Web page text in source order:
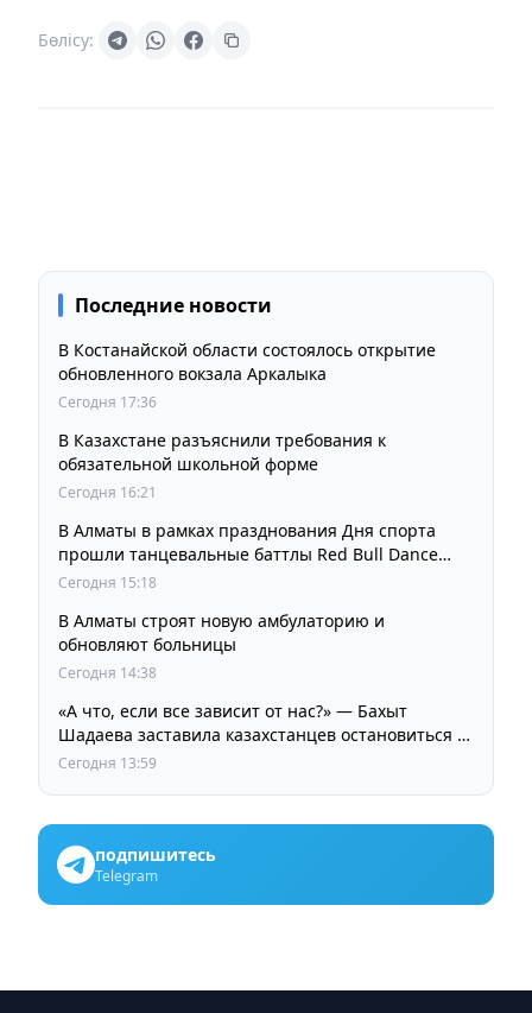
Бөлісу:
Последние новости
В Костанайской области состоялось открытие
обновленного вокзала Аркалыка
Сегодня 17:36
В Казахстане разъяснили требования к
обязательной школьной форме
Сегодня 16:21
В Алматы в рамках празднования Дня спорта
прошли танцевальные баттлы Red Bull Dance
Your Style
Сегодня 15:18
В Алматы строят новую амбулаторию и
обновляют больницы
Сегодня 14:38
«А что, если все зависит от нас?» — Бахыт
Шадаева заставила казахстанцев остановиться и
задуматься
Сегодня 13:59
подпишитесь
Telegram